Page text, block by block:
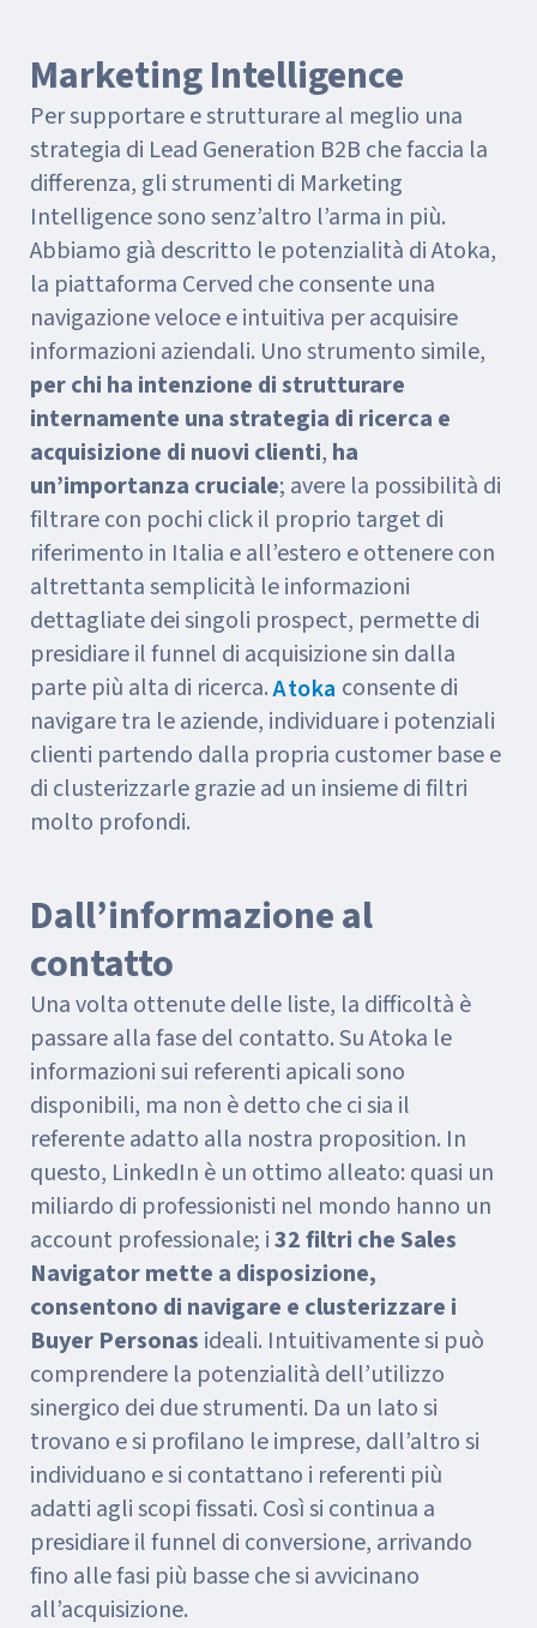
Marketing Intelligence
Per supportare e strutturare al meglio una
strategia di Lead Generation B2B che faccia la
differenza, gli strumenti di Marketing
Intelligence sono senz’altro l’arma in più.
Abbiamo già descritto le potenzialità di Atoka,
la piattaforma Cerved che consente una
navigazione veloce e intuitiva per acquisire
informazioni aziendali. Uno strumento simile,
per chi ha intenzione di strutturare
internamente una strategia di ricerca e
acquisizione di nuovi clienti, ha
un’importanza cruciale; avere la possibilità di
filtrare con pochi click il proprio target di
riferimento in Italia e all’estero e ottenere con
altrettanta semplicità le informazioni
dettagliate dei singoli prospect, permette di
presidiare il funnel di acquisizione sin dalla
parte più alta di ricerca.Atoka consente di
navigare tra le aziende, individuare i potenziali
clienti partendo dalla propria customer base e
di clusterizzarle grazie ad un insieme di filtri
molto profondi.
Dall’informazione al
contatto
Una volta ottenute delle liste, la difficoltà è
passare alla fase del contatto. Su Atoka le
informazioni sui referenti apicali sono
disponibili, ma non è detto che ci sia il
referente adatto alla nostra proposition. In
questo, LinkedIn è un ottimo alleato: quasi un
miliardo di professionisti nel mondo hanno un
account professionale; i32 filtri che Sales
Navigator mette a disposizione,
consentono di navigare e clusterizzare i
Buyer Personas ideali. Intuitivamente si può
comprendere la potenzialità dell’utilizzo
sinergico dei due strumenti. Da un lato si
trovano e si profilano le imprese, dall’altro si
individuano e si contattano i referenti più
adatti agli scopi fissati. Così si continua a
presidiare il funnel di conversione, arrivando
fino alle fasi più basse che si avvicinano
all’acquisizione.